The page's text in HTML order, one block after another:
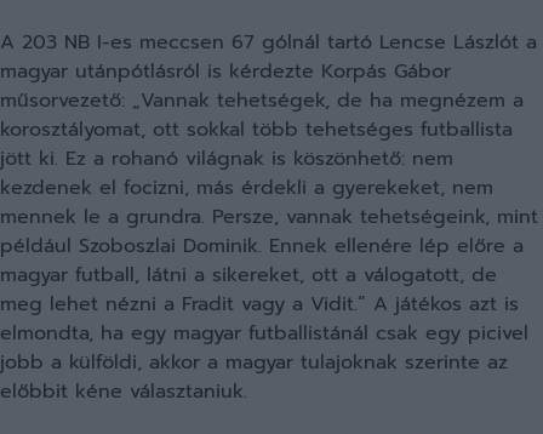
A 203 NB I-es meccsen 67 gólnál tartó Lencse Lászlót a
magyar utánpótlásról is kérdezte Korpás Gábor
műsorvezető: „Vannak tehetségek, de ha megnézem a
korosztályomat, ott sokkal több tehetséges futballista
jött ki. Ez a rohanó világnak is köszönhető: nem
kezdenek el focizni, más érdekli a gyerekeket, nem
mennek le a grundra. Persze, vannak tehetségeink, mint
például Szoboszlai Dominik. Ennek ellenére lép előre a
magyar futball, látni a sikereket, ott a válogatott, de
meg lehet nézni a Fradit vagy a Vidit.” A játékos azt is
elmondta, ha egy magyar futballistánál csak egy picivel
jobb a külföldi, akkor a magyar tulajoknak szerinte az
előbbit kéne választaniuk.